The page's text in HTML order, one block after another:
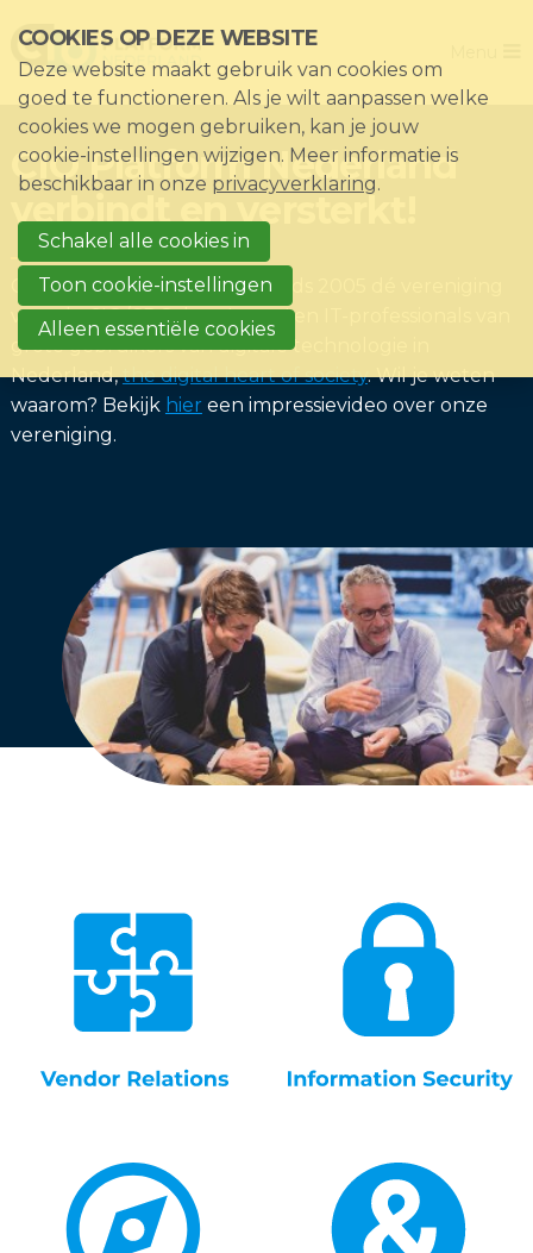
links
over
Direct
naar
het
Direct
naar
de
paginainhoud
CIO Platform Nederland
verbindt en versterkt!
CIO Platform Nederland is sinds 2005 dé vereniging
voor de CIO/CDO, hun 'peers' en IT-professionals van
grote gebruikers van digitale technologie in
Nederland,the digital heart of society. Wil je weten
waarom? Bekijk hier een impressievideo over onze
vereniging.
Home
De vereniging
Thema's
Impact
Nieuws & Kennisbank
Events
Lid worden?
Registreren
Engels
Nederlands
COOKIES OP DEZE WEBSITE
Deze website maakt gebruik van cookies om
goed te functioneren. Als je wilt aanpassen welke
cookies we mogen gebruiken, kan je jouw
cookie-instellingen wijzigen. Meer informatie is
beschikbaar in onze privacyverklaring.
Schakel alle cookies in
Toon cookie-instellingen
Alleen essentiële cookies